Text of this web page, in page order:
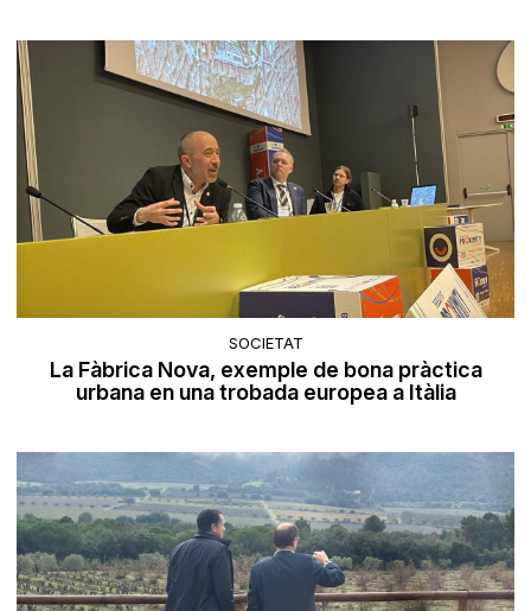
SOCIETAT
La Fàbrica Nova, exemple de bona pràctica
urbana en una trobada europea a Itàlia